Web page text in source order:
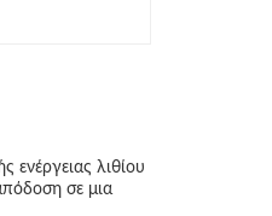
λιθίου
σε μια